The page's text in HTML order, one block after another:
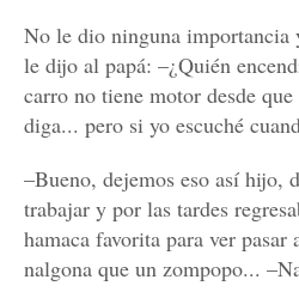
No le dio ninguna
le dijo al papá: –¿Quién
carro no tiene motor desde
diga... pero si yo escuché
–Bueno, dejemos eso así hijo,
trabajar y por las tardes
hamaca favorita para ver
nalgona que un zompopo...